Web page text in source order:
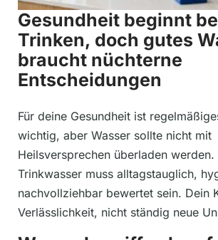
Gesundheit beginnt
Trinken, doch gutes
braucht nüchterne
Entscheidungen
Für deine Gesundheit ist
wichtig, aber Wasser sollte nicht mit
Heilsversprechen überladen werden.
Trinkwasser muss alltagstauglich,
nachvollziehbar bewertet sein. Dein
Verlässlichkeit, nicht ständig neue